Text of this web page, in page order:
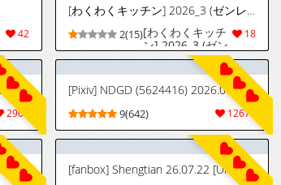
42
[わくわくキッチン] 2026_3 (ゼンレスゾーンゼロ)
18
2(15)[わくわくキッチ
ン] 2026_3 (ゼン
レスゾーンゼロ)
[Pixiv] はらへら (8252709) 2026.07.29
2900
[Pixiv] NDGD (5624416) 2026.07.29
12674
9(642)
[Twitter/Pixiv] TheFlatfacadeds/Fun (~2026/07/29) [fanbox] Shengtian 26.07.22 [Uncensored]